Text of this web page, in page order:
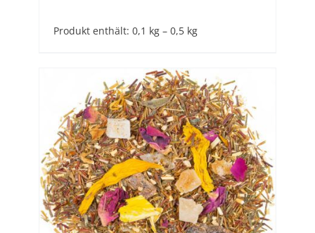
Produkt enthält: 0,1 kg – 0,5 kg